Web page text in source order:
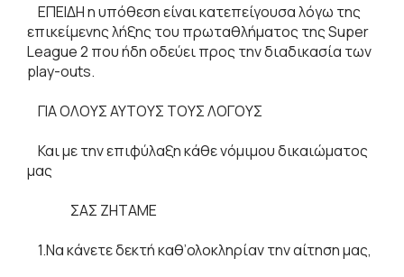
ΕΠΕΙΔΗ η υπόθεση είναι κατεπείγουσα λόγω της
επικείμενης λήξης του πρωταθλήματος της Super
League 2 που ήδη οδεύει προς την διαδικασία των
play-outs.
ΓΙΑ ΟΛΟΥΣ ΑΥΤΟΥΣ ΤΟΥΣ ΛΟΓΟΥΣ
Και με την επιφύλαξη κάθε νόμιμου δικαιώματος
μας
ΣΑΣ ΖΗΤΑΜΕ
1.Να κάνετε δεκτή καθ’ολοκληρίαν την αίτηση μας,